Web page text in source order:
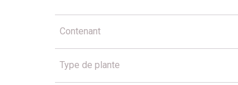
Contenant
Type de plante